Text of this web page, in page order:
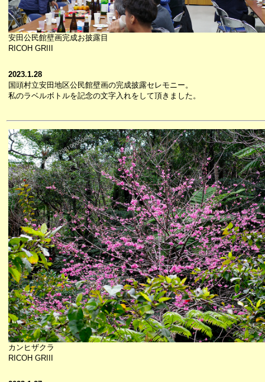
安田公民館壁画完成お披露目
RICOH GRIII
2023.1.28
国頭村立安田地区公民館壁画の完成披露セレモニー。
私のラベルボトルを記念の文字入れをして頂きました。
カンヒザクラ
RICOH GRIII